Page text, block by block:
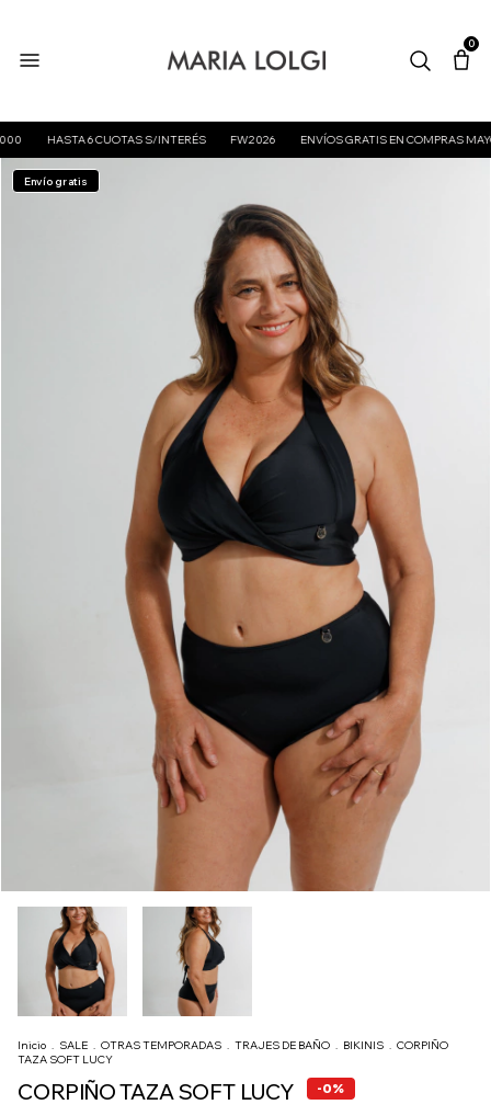
0
HASTA 6 CUOTAS S/INTERÉS FW2026 ENVÍOS GRATIS EN COMPRAS
Envío gratis
Inicio . SALE . OTRAS TEMPORADAS . TRAJES DE BAÑO . BIKINIS . CORPIÑO
TAZA SOFT LUCY
CORPIÑO TAZA SOFT LUCY -0%